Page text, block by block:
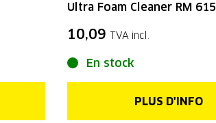
Ultra Foam Cleaner RM 615
10,09 TVA incl.
En stock
PLUS D'INFO